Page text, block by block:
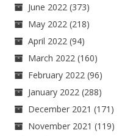
June 2022 (373)
May 2022 (218)
April 2022 (94)
March 2022 (160)
February 2022 (96)
January 2022 (288)
December 2021 (171)
November 2021 (119)